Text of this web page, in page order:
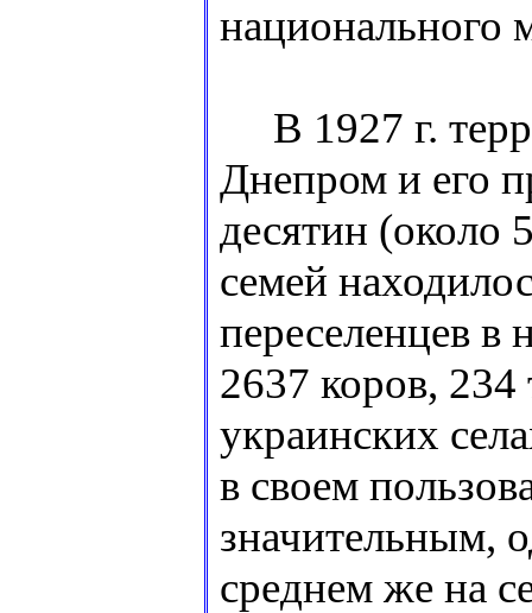
национального
В 1927 г.
Днепром и его
десятин (около
семей
переселенцев
2637 коров, 234
украинских
в своем
значительным,
среднем же на